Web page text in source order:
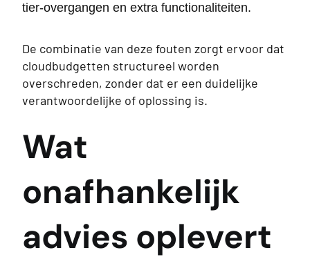
tier-overgangen en extra functionaliteiten.
De combinatie van deze fouten zorgt ervoor dat
cloudbudgetten structureel worden
overschreden, zonder dat er een duidelijke
verantwoordelijke of oplossing is.
Wat
onafhankelijk
advies oplevert